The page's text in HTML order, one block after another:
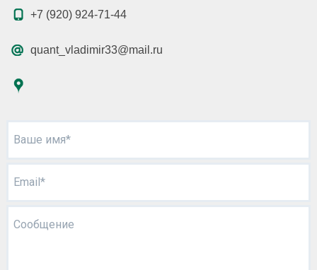
+7 (920) 924-71-44
quant_vladimir33@mail.ru
Ваше имя*
Email*
Сообщение